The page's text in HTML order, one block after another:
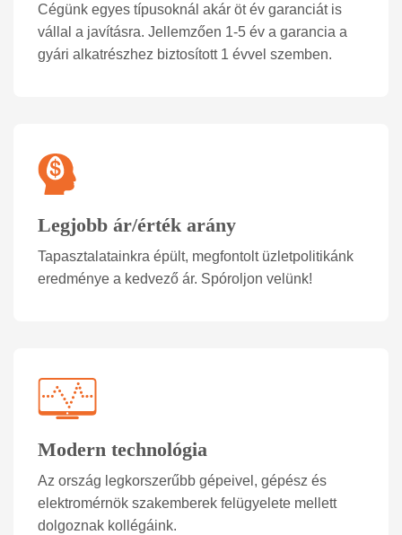
Cégünk egyes típusoknál akár öt év garanciát is
vállal a javításra. Jellemzően 1-5 év a garancia a
gyári alkatrészhez biztosított 1 évvel szemben.
Legjobb ár/érték arány
Tapasztalatainkra épült, megfontolt üzletpolitikánk
eredménye a kedvező ár. Spóroljon velünk!
Modern technológia
Az ország legkorszerűbb gépeivel, gépész és
elektromérnök szakemberek felügyelete mellett
dolgoznak kollégáink.